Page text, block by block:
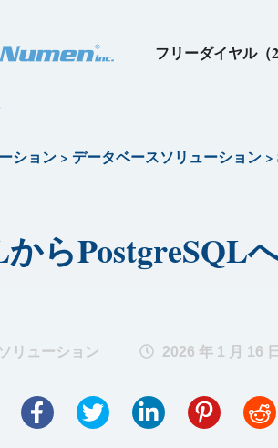
フリーダイヤル
ション> データベースソリューション>
らPostgreSQL
リューション 2026 年 1 月 16 日